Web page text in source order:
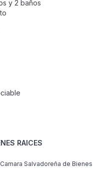
y 2 baños
RAICES
Salvadoreña de Bienes